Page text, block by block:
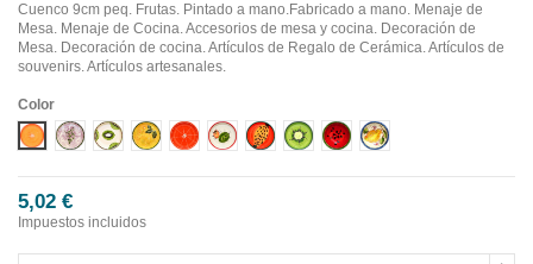
Cuenco 9cm peq. Frutas. Pintado a mano.Fabricado a mano. Menaje de
Mesa. Menaje de Cocina. Accesorios de mesa y cocina. Decoración de
Mesa. Decoración de cocina. Artículos de Regalo de Cerámica. Artículos de
souvenirs. Artículos artesanales.
Color
Diseño 1Diseño 10Diseño 2Diseño 3Diseño 4Diseño 5Diseño 6Diseño 7Diseño 8Diseño 9
5,02 €
Impuestos incluidos